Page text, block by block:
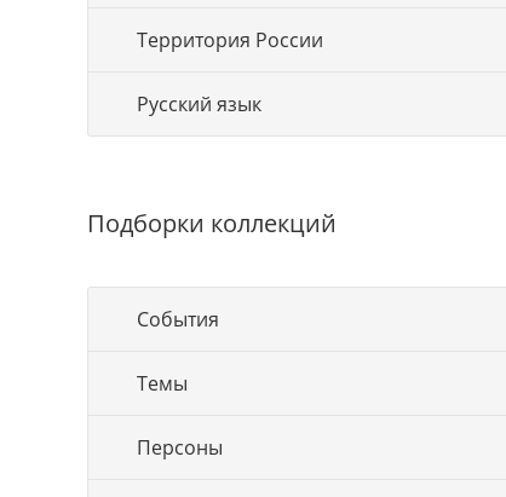
Территория России
Русский язык
Подборки коллекций
События
Темы
Персоны